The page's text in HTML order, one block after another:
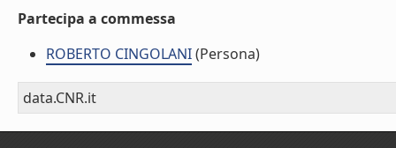
Partecipa a commessa
ROBERTO CINGOLANI(Persona)
data.CNR.it